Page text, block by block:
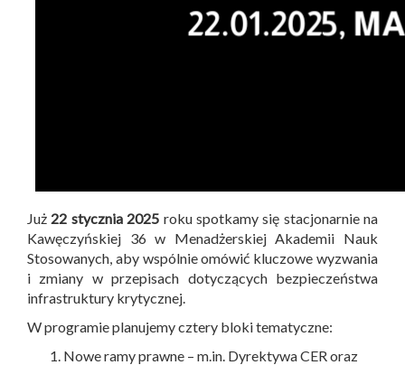
Już 22 stycznia 2025 roku spotkamy się stacjonarnie na
Kawęczyńskiej 36 w Menadżerskiej Akademii Nauk
Stosowanych, aby wspólnie omówić kluczowe wyzwania
i zmiany w przepisach dotyczących bezpieczeństwa
infrastruktury krytycznej.
W programie planujemy cztery bloki tematyczne:
Nowe ramy prawne – m.in. Dyrektywa CER oraz